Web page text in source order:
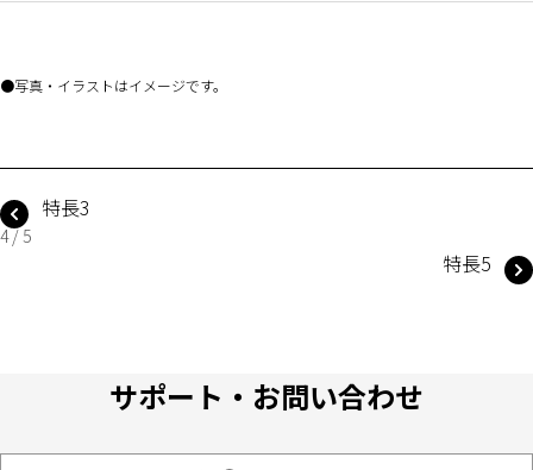
写真・イラストはイメージです。
特長3
4 / 5
特長5
サポート・お問い合わせ